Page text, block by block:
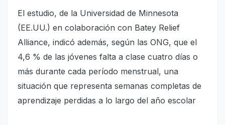
El estudio, de la Universidad de Minnesota
(EE.UU.) en colaboración con Batey Relief
Alliance, indicó además, según las ONG, que el
4,6 % de las jóvenes falta a clase cuatro días o
más durante cada período menstrual, una
situación que representa semanas completas de
aprendizaje perdidas a lo largo del año escolar